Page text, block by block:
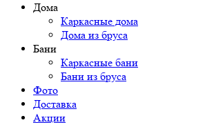
Дома
Каркасные дома
Дома из бруса
Бани
Каркасные бани
Бани из бруса
Фото
Доставка
Акции